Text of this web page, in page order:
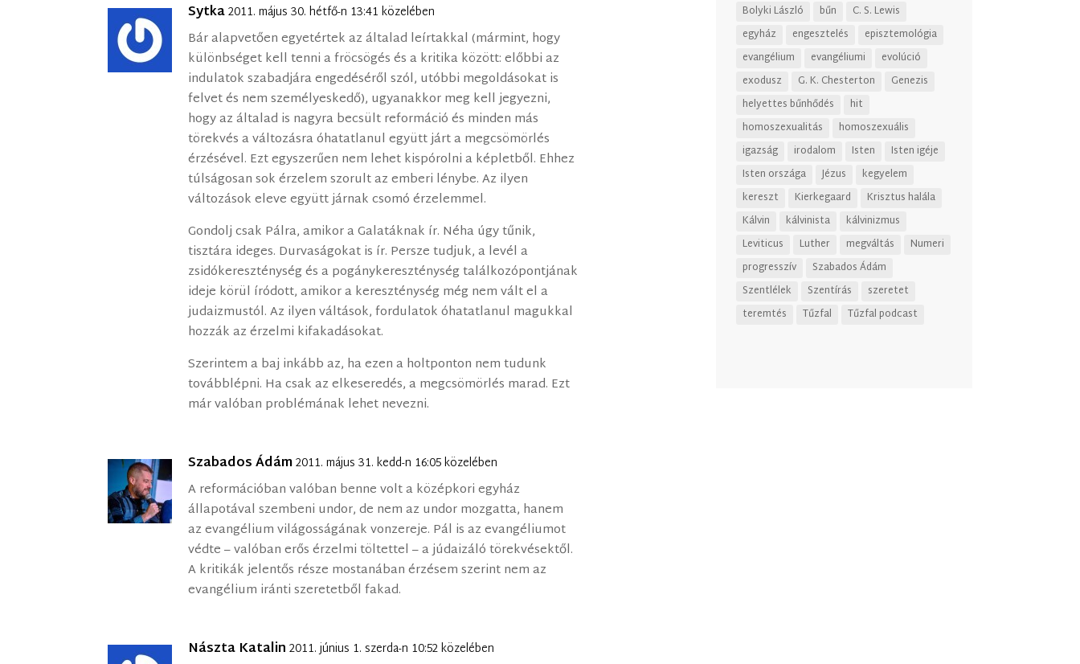
Sytka2011. május 30. hétfő-n 13:41 közelében
Bár alapvetően egyetértek az általad leírtakkal (mármint, hogy
különbséget kell tenni a fröcsögés és a kritika között: előbbi az
indulatok szabadjára engedéséről szól, utóbbi megoldásokat is
felvet és nem személyeskedő), ugyanakkor meg kell jegyezni,
hogy az általad is nagyra becsült reformáció és minden más
törekvés a változásra óhatatlanul együtt járt a megcsömörlés
érzésével. Ezt egyszerűen nem lehet kispórolni a képletből. Ehhez
túlságosan sok érzelem szorult az emberi lénybe. Az ilyen
változások eleve együtt járnak csomó érzelemmel.
Gondolj csak Pálra, amikor a Galatáknak ír. Néha úgy tűnik,
tisztára ideges. Durvaságokat is ír. Persze tudjuk, a levél a
zsidókereszténység és a pogánykereszténység találkozópontjának
ideje körül íródott, amikor a kereszténység még nem vált el a
judaizmustól. Az ilyen váltások, fordulatok óhatatlanul magukkal
hozzák az érzelmi kifakadásokat.
Szerintem a baj inkább az, ha ezen a holtponton nem tudunk
továbblépni. Ha csak az elkeseredés, a megcsömörlés marad. Ezt
már valóban problémának lehet nevezni.
Szabados Ádám2011. május 31. kedd-n 16:05 közelében
A reformációban valóban benne volt a középkori egyház
állapotával szembeni undor, de nem az undor mozgatta, hanem
az evangélium világosságának vonzereje. Pál is az evangéliumot
védte – valóban erős érzelmi töltettel – a júdaizáló törekvésektől.
A kritikák jelentős része mostanában érzésem szerint nem az
evangélium iránti szeretetből fakad.
Nászta Katalin 2011. június 1. szerda-n 10:52 közelében
Bolyki László
bűn
C. S. Lewis
egyház
engesztelés
episztemológia
evangélium
evangéliumi
evolúció
exodusz
G. K. Chesterton
Genezis
helyettes bűnhődés
hit
homoszexualitás
homoszexuális
igazság
irodalom Isten
Isten igéje
Isten országa
Jézus
kegyelem
kereszt
Kierkegaard
Krisztus halála
Kálvin
kálvinista
kálvinizmus
Leviticus
Luther megváltás
Numeri
progresszív
Szabados Ádám
Szentlélek
Szentírás
szeretet
teremtés
Tűzfal Tűzfal podcast